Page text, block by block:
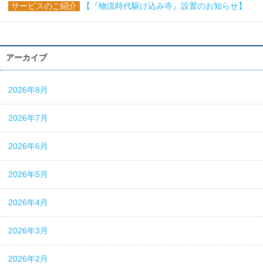
サービスのご紹介 【『物流時代駆け込み寺』設置のお知らせ】
アーカイブ
2026年8月
2026年7月
2026年6月
2026年5月
2026年4月
2026年3月
2026年2月